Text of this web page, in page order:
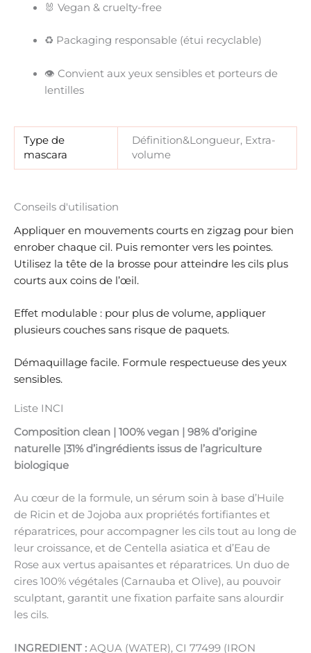
🐰 Vegan & cruelty-free
♻️ Packaging responsable (étui recyclable)
👁️ Convient aux yeux sensibles et porteurs de
lentilles
Type de
mascara
Définition&Longueur, Extra-
volume
Conseils d'utilisation
Appliquer en mouvements courts en zigzag pour bien
enrober chaque cil. Puis remonter vers les pointes.
Utilisez la tête de la brosse pour atteindre les cils plus
courts aux coins de l’œil.
Effet modulable : pour plus de volume, appliquer
plusieurs couches sans risque de paquets.
Démaquillage facile. Formule respectueuse des yeux
sensibles.
Liste INCI
Composition clean | 100% vegan | 98% d’origine
naturelle |31% d’ingrédients issus de l’agriculture
biologique
Au cœur de la formule, un sérum soin à base d’Huile
de Ricin et de Jojoba aux propriétés fortifiantes et
réparatrices, pour accompagner les cils tout au long de
leur croissance, et de Centella asiatica et d’Eau de
Rose aux vertus apaisantes et réparatrices. Un duo de
cires 100% végétales (Carnauba et Olive), au pouvoir
sculptant, garantit une fixation parfaite sans alourdir
les cils.
INGREDIENT : AQUA (WATER), CI 77499 (IRON